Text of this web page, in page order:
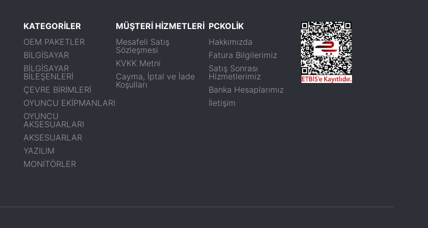
KATEGORİLER
OEM PAKETLER
BİLGİSAYAR
BİLGİSAYAR
BİLEŞENLERİ
ÇEVRE BİRİMLERİ
OYUNCU EKİPMANLARI
OYUNCU
AKSESUARLARI
AKSESUARLAR
YAZILIM
MONİTÖRLER
MÜŞTERİ HİZMETLERİ
Mesafeli Satış
Sözleşmesi
KVKK Metni
Cayma, İptal ve İade
Koşulları
PCKOLİK
Hakkımızda
Fatura Bilgilerimiz
Satış Sonrası
Hizmetlerimiz
Banka Hesaplarımız
İletişim